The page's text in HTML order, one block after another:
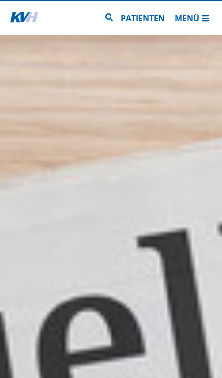
Zur Startseite Zur Seitensuche
PATIENTEN MENÜ